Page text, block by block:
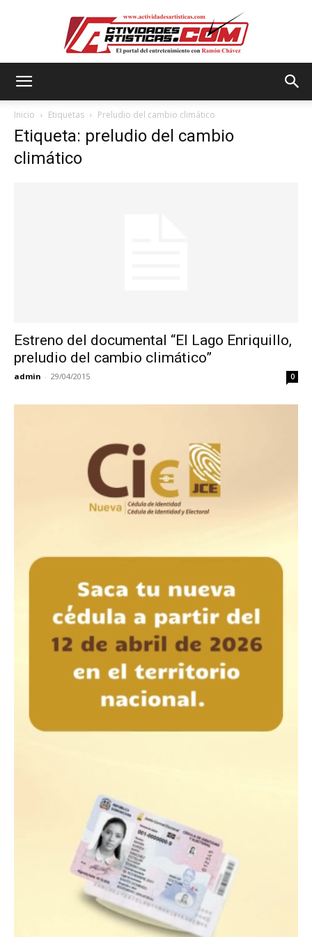
Inicio Etiquetas Preludio del cambio climático
Etiqueta: preludio del cambio
climático
Estreno del documental “El Lago Enriquillo,
preludio del cambio climático”
admin - 29/04/2015 0